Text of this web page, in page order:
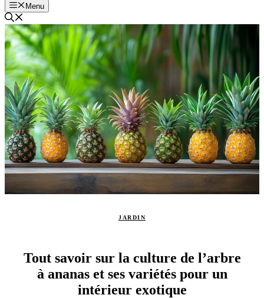
Menu
JARDIN
Tout savoir sur la culture de l’arbre
à ananas et ses variétés pour un
intérieur exotique